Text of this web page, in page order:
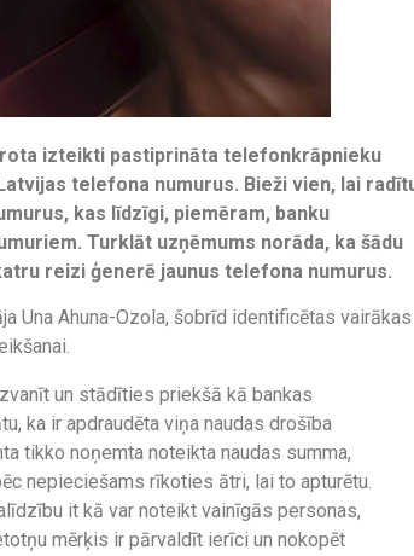
izteikti pastiprināta telefonkrāpnieku
telefona numurus. Bieži vien, lai
kas līdzīgi, piemēram, banku
Turklāt uzņēmums norāda, ka šādu
reizi ģenerē jaunus telefona numurus.
Una Ahuna-Ozola, šobrīd identificētas vairākas
un stādīties priekšā kā bankas
ka ir apdraudēta viņa naudas drošība
tikko noņemta noteikta naudas summa,
nepieciešams rīkoties ātri, lai to apturētu.
it kā var noteikt vainīgās personas,
mērķis ir pārvaldīt ierīci un nokopēt